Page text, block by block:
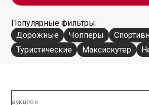
Популярные фильтры:
Дорожные
Чопперы
Туристические
Максискутер
аукцион